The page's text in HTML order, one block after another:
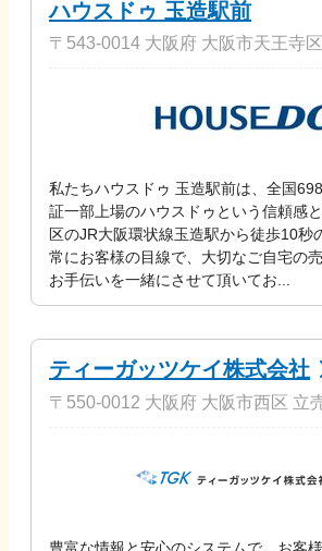
ハウスドゥ 玉造駅前
〒543-0014 大阪府 大阪市天王寺
私たちハウスドゥ 玉造駅前は、全国
証一部上場のハウスドゥという信頼感
区のJR大阪環状線玉造駅から徒歩10秒
常にお客様の目線で、大切なご自宅の
お手伝いを一緒にさせて頂いてお...
ティーガッツケイ株式会社
〒550-0012 大阪府 大阪市西区 立